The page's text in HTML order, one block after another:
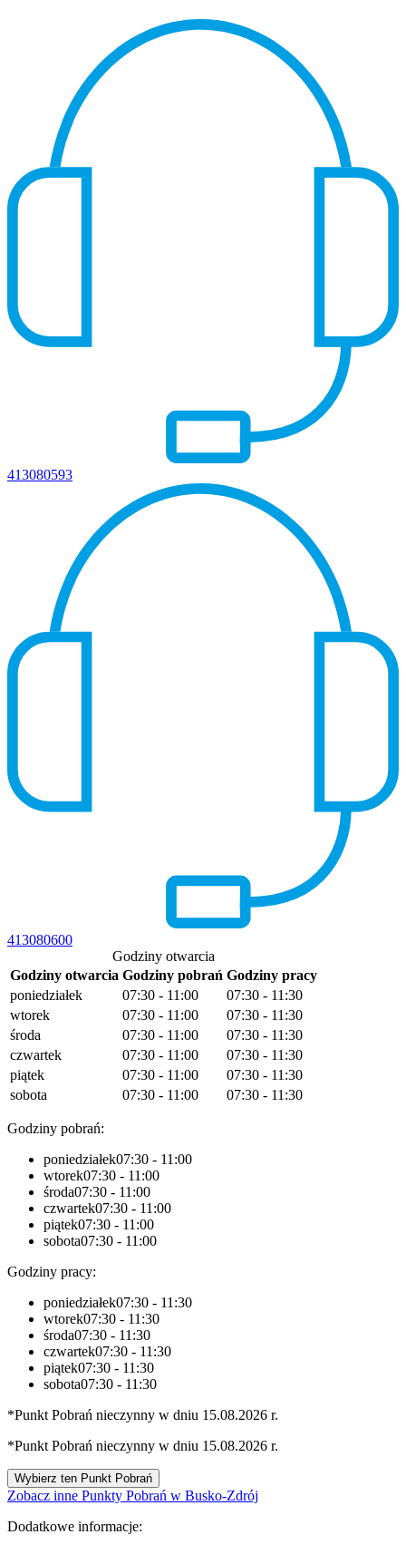
413080593
413080600
Godziny otwarcia
Godziny otwarcia Godziny pobrań Godziny pracy
poniedziałek
07:30 - 11:00
07:30 - 11:30
wtorek
07:30 - 11:00
07:30 - 11:30
środa
07:30 - 11:00
07:30 - 11:30
czwartek
07:30 - 11:00
07:30 - 11:30
piątek
07:30 - 11:00
07:30 - 11:30
sobota
07:30 - 11:00 07:30 - 11:30
Godziny pobrań:
poniedziałek07:30 - 11:00
wtorek07:30 - 11:00
środa07:30 - 11:00
czwartek07:30 - 11:00
piątek07:30 - 11:00
sobota07:30 - 11:00
Godziny pracy:
poniedziałek07:30 - 11:30
wtorek07:30 - 11:30
środa07:30 - 11:30
czwartek07:30 - 11:30
piątek07:30 - 11:30
sobota07:30 - 11:30
*Punkt Pobrań nieczynny w dniu 15.08.2026 r.
*Punkt Pobrań nieczynny w dniu 15.08.2026 r.
Wybierz ten Punkt Pobrań
Zobacz inne Punkty Pobrań w Busko-Zdrój
Dodatkowe informacje: